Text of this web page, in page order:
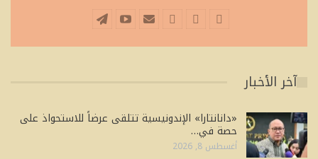
آخر الأخبار
«دانانتارا» الإندونيسية تتلقى عرضاً للاستحواذ على
حصة في…
أغسطس 8, 2026